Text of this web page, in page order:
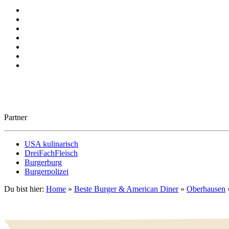
Partner
USA kulinarisch
DreiFachFleisch
Burgerburg
Burgerpolizei
Du bist hier: Home » Beste Burger & American Diner» Oberhausen